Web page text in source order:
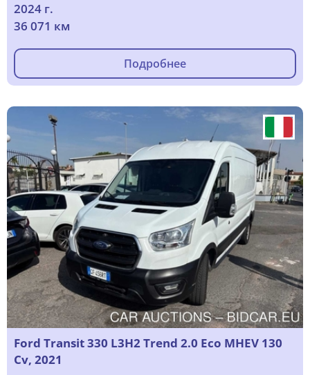
2024 г.
36 071 км
Подробнее
Ford Transit 330 L3H2 Trend 2.0 Eco MHEV 130
Cv, 2021